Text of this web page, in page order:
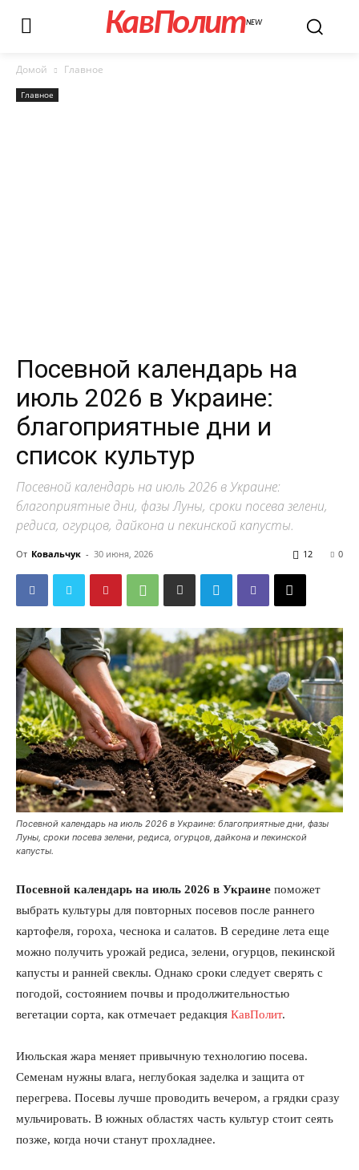
КавПолитNEW
Домой Главное
Главное
Посевной календарь на
июль 2026 в Украине:
благоприятные дни и
список культур
Посевной календарь на июль 2026 в Украине:
благоприятные дни, фазы Луны, сроки посева зелени,
редиса, огурцов, дайкона и пекинской капусты.
От Ковальчук - 30 июня, 2026 0
12
Посевной календарь на июль 2026 в Украине: благоприятные дни, фазы
Луны, сроки посева зелени, редиса, огурцов, дайкона и пекинской
капусты.
Посевной календарь на июль 2026 в Украине поможет
выбрать культуры для повторных посевов после раннего
картофеля, гороха, чеснока и салатов. В середине лета еще
можно получить урожай редиса, зелени, огурцов, пекинской
капусты и ранней свеклы. Однако сроки следует сверять с
погодой, состоянием почвы и продолжительностью
вегетации сорта, как отмечает редакция КавПолит.
Июльская жара меняет привычную технологию посева.
Семенам нужны влага, неглубокая заделка и защита от
перегрева. Посевы лучше проводить вечером, а грядки сразу
мульчировать. В южных областях часть культур стоит сеять
позже, когда ночи станут прохладнее.